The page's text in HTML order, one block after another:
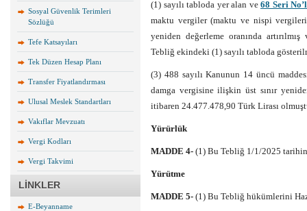
Sosyal Güvenlik Terimleri
Sözlüğü
Tefe Katsayıları
Tek Düzen Hesap Planı
Transfer Fiyatlandırması
Ulusal Meslek Standartları
Vakıflar Mevzuatı
Vergi Kodları
Vergi Takvimi
LİNKLER
E-Beyanname
(1) sayılı tabloda yer alan ve 68 Seri
maktu vergiler (maktu ve nispi
yeniden değerleme oranında
Tebliğ ekindeki (1) sayılı tabloda
(3) 488 sayılı Kanunun 14 üncü
damga vergisine ilişkin üst sınır
itibaren 24.477.478,90 Türk Lirası
Yürürlük
MADDE 4- (1) Bu Tebliğ 1/1/2025
Yürütme
MADDE 5- (1) Bu Tebliğ hükümlerini